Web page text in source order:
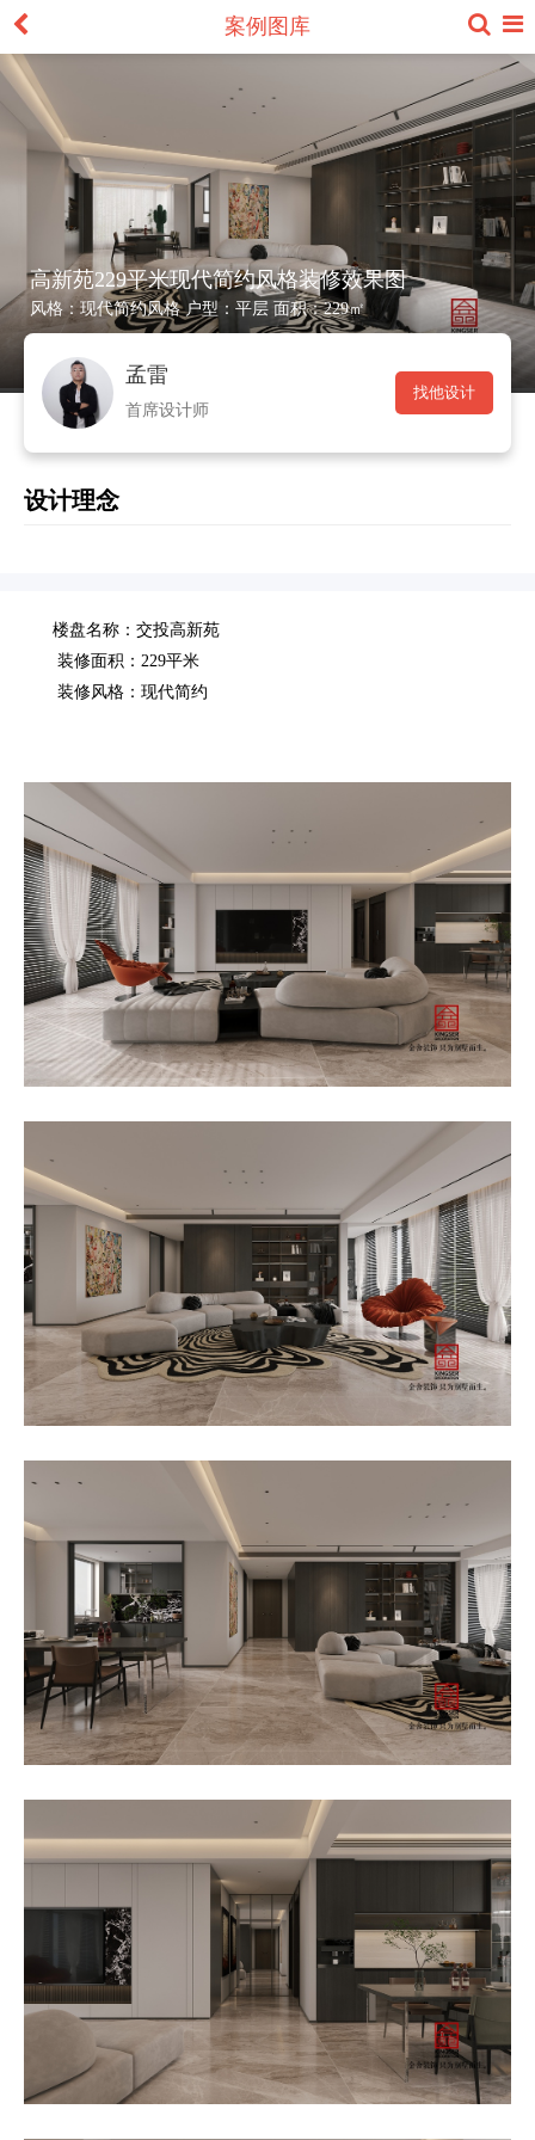
案例图库
高新苑229平米现代简约风格装修效果图
风格：现代简约风格 户型： 平层 面积：229㎡
孟雷
首席设计师
找他设计
设计理念
楼盘名称：交投高新苑
装修面积：229平米
装修风格：现代简约